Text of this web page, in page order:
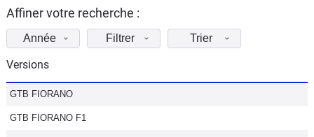
d'achat
Electriques
Utilitaires
Flottes
Affiner votre recherche :
Année Filtrer Trier
Versions
GTB FIORANO
GTB FIORANO F1